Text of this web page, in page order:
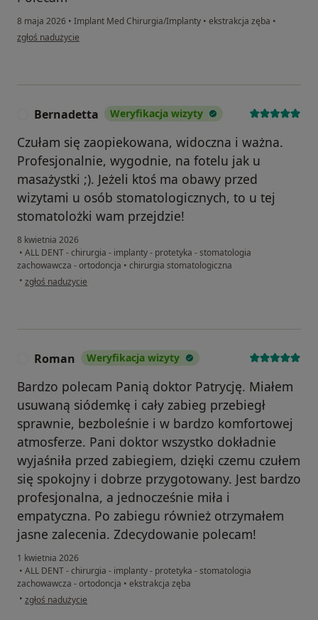
8 maja 2026 • Implant Med Chirurgia/Implanty • ekstrakcja zęba •
w opinii użytkownika Łukasz
zgłoś nadużycie
Bernadetta Weryfikacja wizyty
Czułam się zaopiekowana, widoczna i ważna.
Profesjonalnie, wygodnie, na fotelu jak u
masażystki ;). Jeżeli ktoś ma obawy przed
wizytami u osób stomatologicznych, to u tej
stomatolożki wam przejdzie!
8 kwietnia 2026
• ALL DENT - chirurgia - implanty - protetyka - stomatologia
zachowawcza - ortodoncja • chirurgia stomatologiczna
• w opinii użytkownika Bernadetta
zgłoś nadużycie
Roman Weryfikacja wizyty
Bardzo polecam Panią doktor Patrycję. Miałem
usuwaną siódemkę i cały zabieg przebiegł
sprawnie, bezboleśnie i w bardzo komfortowej
atmosferze. Pani doktor wszystko dokładnie
wyjaśniła przed zabiegiem, dzięki czemu czułem
się spokojny i dobrze przygotowany. Jest bardzo
profesjonalna, a jednocześnie miła i
empatyczna. Po zabiegu również otrzymałem
jasne zalecenia. Zdecydowanie polecam!
1 kwietnia 2026
• ALL DENT - chirurgia - implanty - protetyka - stomatologia
zachowawcza - ortodoncja • ekstrakcja zęba
• w opinii użytkownika Roman
zgłoś nadużycie